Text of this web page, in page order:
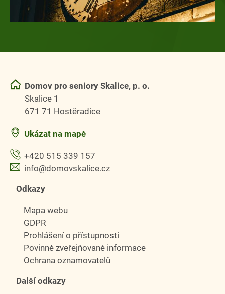
Domov pro seniory Skalice, p. o.
Skalice 1
671 71 Hostěradice
Ukázat na mapě
+420 515 339 157
info@domovskalice.cz
Odkazy
Mapa webu
GDPR
Prohlášení o přístupnosti
Povinně zveřejňované informace
Ochrana oznamovatelů
Další odkazy